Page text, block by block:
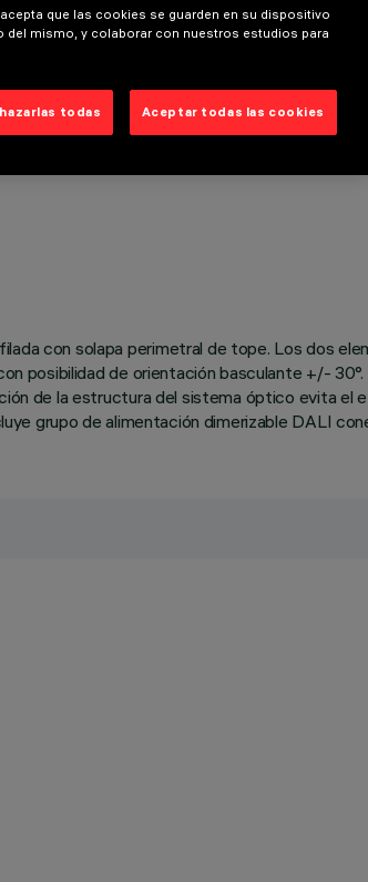
con solapa perimetral de tope. Los dos
posibilidad de orientación basculante +/-
de la estructura del sistema óptico evita
grupo de alimentación dimerizable DALI
que las cookies se guarden en su dispositivo
del mismo, y colaborar con nuestros estudios para
todas Aceptar todas las cookies